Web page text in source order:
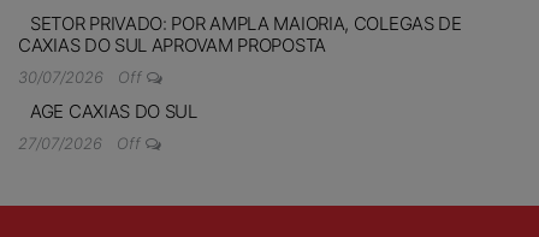
SETOR PRIVADO: POR AMPLA MAIORIA, COLEGAS DE
CAXIAS DO SUL APROVAM PROPOSTA
30/07/2026 Off
AGE CAXIAS DO SUL
27/07/2026 Off